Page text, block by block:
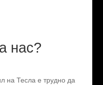
нас?
на Тесла е трудно да